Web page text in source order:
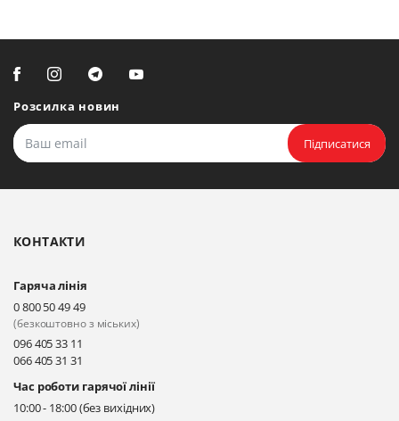
Розсилка новин
Підписатися
КОНТАКТИ
Гаряча лінія
0 800 50 49 49
(безкоштовно з міських)
096 405 33 11
066 405 31 31
Час роботи гарячої лінії
10:00 - 18:00 (без вихідних)